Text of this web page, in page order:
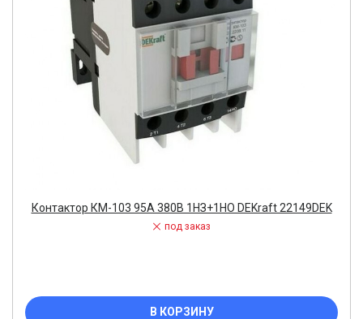
Контактор КМ-103 95А 380В 1НЗ+1НО DEKraft 22149DEK
под заказ
В КОРЗИНУ